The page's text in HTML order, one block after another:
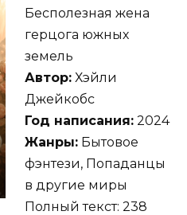
Бесполезная жена
герцога южных
земель
Автор: Хэйли
Джейкобс
Год написания: 2024
Жанры: Бытовое
фэнтези, Попаданцы
в другие миры
Полный текст: 238